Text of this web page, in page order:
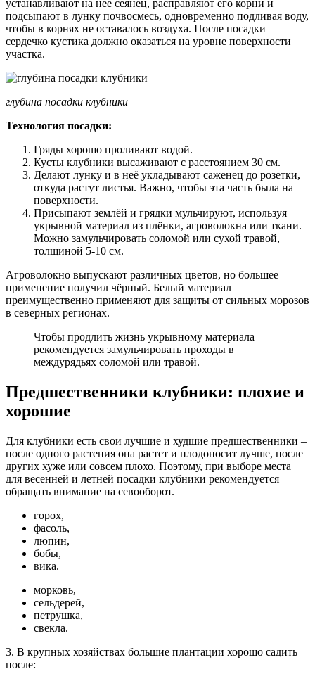
устанавливают на нее сеянец, расправляют его корни и
подсыпают в лунку почвосмесь, одновременно подливая воду,
чтобы в корнях не оставалось воздуха. После посадки
сердечко кустика должно оказаться на уровне поверхности
участка.
глубина посадки клубники
Технология посадки:
Гряды хорошо проливают водой.
Кусты клубники высаживают с расстоянием 30 см.
Делают лунку и в неё укладывают саженец до розетки,
откуда растут листья. Важно, чтобы эта часть была на
поверхности.
Присыпают землёй и грядки мульчируют, используя
укрывной материал из плёнки, агроволокна или ткани.
Можно замульчировать соломой или сухой травой,
толщиной 5-10 см.
Агроволокно выпускают различных цветов, но большее
применение получил чёрный. Белый материал
преимущественно применяют для защиты от сильных морозов
в северных регионах.
Чтобы продлить жизнь укрывному материала
рекомендуется замульчировать проходы в
междурядьях соломой или травой.
Предшественники клубники: плохие и
хорошие
Для клубники есть свои лучшие и худшие предшественники –
после одного растения она растет и плодоносит лучше, после
других хуже или совсем плохо. Поэтому, при выборе места
для весенней и летней посадки клубники рекомендуется
обращать внимание на севооборот.
горох,
фасоль,
люпин,
бобы,
вика.
морковь,
сельдерей,
петрушка,
свекла.
3. В крупных хозяйствах большие плантации хорошо садить
после: